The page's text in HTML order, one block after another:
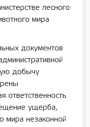
лесного
мира
документов
добычу
ответственность
ущерба,
мира незаконной